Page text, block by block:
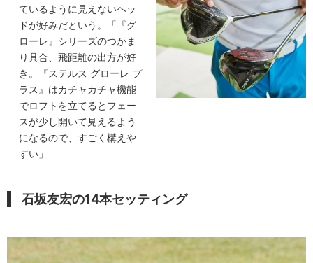
ているように見えないヘッ
ドが好みだという。「『グ
ローレ』シリーズのつかま
り具合、飛距離の出方が好
き。『ステルス グローレ プ
ラス』はカチャカチャ機能
でロフトを立てるとフェー
スが少し開いて見えるよう
になるので、すごく構えや
すい」
石坂友宏の14本セッティング